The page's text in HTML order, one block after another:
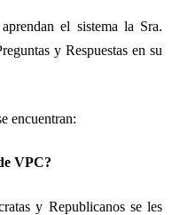
el sistema la Sra.
y Respuestas en su
encuentran:
VPC?
y Republicanos se les